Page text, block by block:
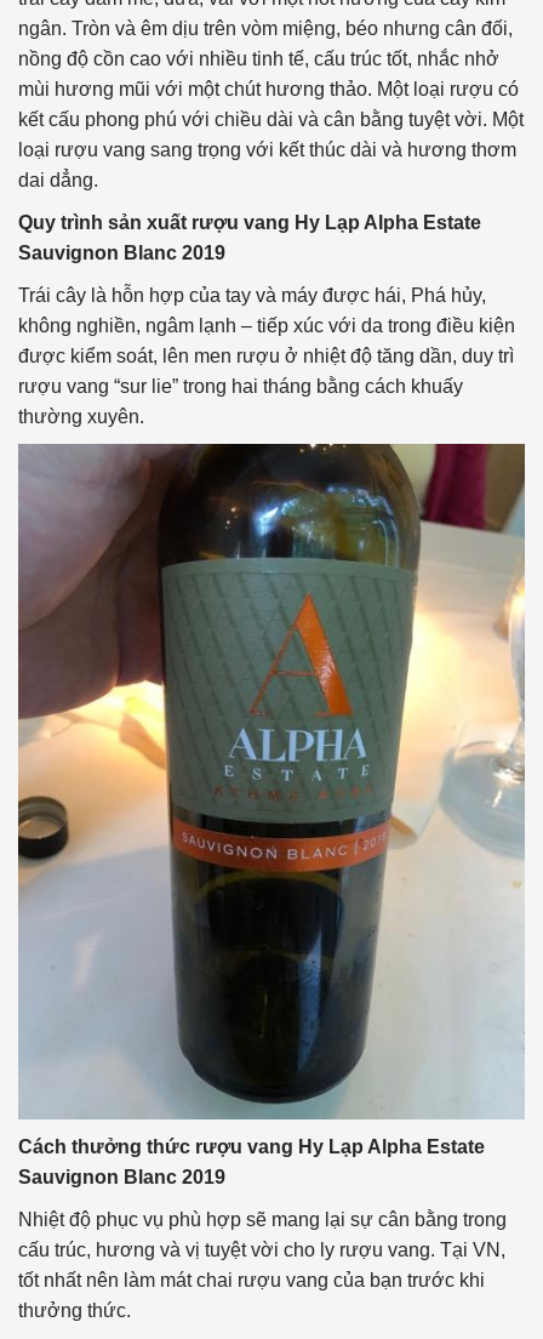
ngân. Tròn và êm dịu trên vòm miệng, béo nhưng cân đối,
nồng độ cồn cao với nhiều tinh tế, cấu trúc tốt, nhắc nhở
mùi hương mũi với một chút hương thảo. Một loại rượu có
kết cấu phong phú với chiều dài và cân bằng tuyệt vời. Một
loại rượu vang sang trọng với kết thúc dài và hương thơm
dai dẳng.
Quy trình sản xuất rượu vang Hy Lạp Alpha Estate
Sauvignon Blanc 2019
Trái cây là hỗn hợp của tay và máy được hái, Phá hủy,
không nghiền, ngâm lạnh – tiếp xúc với da trong điều kiện
được kiểm soát, lên men rượu ở nhiệt độ tăng dần, duy trì
rượu vang “sur lie” trong hai tháng bằng cách khuấy
thường xuyên.
Cách thưởng thức rượu vang Hy Lạp Alpha Estate
Sauvignon Blanc 2019
Nhiệt độ phục vụ phù hợp sẽ mang lại sự cân bằng trong
cấu trúc, hương và vị tuyệt vời cho ly rượu vang. Tại VN,
tốt nhất nên làm mát chai rượu vang của bạn trước khi
thưởng thức.